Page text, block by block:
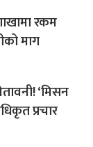
रकम
माग
‘मिसन
प्रचार